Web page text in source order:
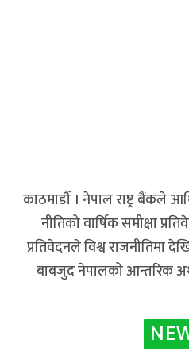
काठमाडौँ । नेपाल राष्ट्र बैंकले
नीतिको वार्षिक समीक्षा
प्रतिवेदनले विश्व राजनीतिमा
बाबजुद नेपालको आन्तरिक